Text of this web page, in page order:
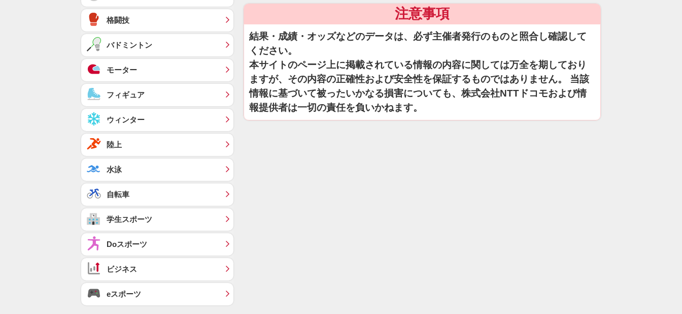
注意事項
結果・成績・オッズなどのデータは、必ず主催者発行のものと照合し確認して
ください。
本サイトのページ上に掲載されている情報の内容に関しては万全を期しており
ますが、その内容の正確性および安全性を保証するものではありません。 当該
情報に基づいて被ったいかなる損害についても、株式会社NTTドコモおよび情
報提供者は一切の責任を負いかねます。
格闘技
バドミントン
モーター
フィギュア
ウィンター
陸上
水泳
自転車
学生スポーツ
Doスポーツ
ビジネス
eスポーツ